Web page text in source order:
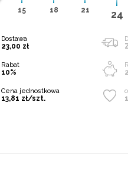
15 18 21 24
Dostawa
23,00 zł
Rabat
10%
Cena jednostkowa
13,81 zł/szt.